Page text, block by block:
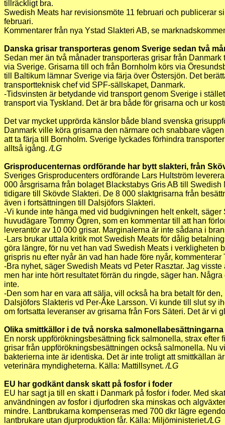
tillräckligt bra.
Swedish Meats har revisionsmöte 11 februari och publicerar
februari.
Kommentarer från nya Ystad Slakteri AB, se
Danska grisar transporteras genom Sverige sedan två
Sedan mer än två månader transporteras grisar från
via Sverige. Grisarna till och från Bornholm körs via
till Baltikum lämnar Sverige via färja över Östersjön. Det
transportteknisk chef vid SPF-sällskapet, Danmark.
-Tidsvinsten är betydande vid transport genom Sverige i
transport via Tyskland. Det är bra både för grisarna och ur
Det var mycket upprörda känslor både bland svenska
Danmark ville köra grisarna den närmare och snabbare
att ta färja till Bornholm. Sverige lyckades förhindra
alltså igång./LG
Grisproducenternas ordförande har bytt slakteri, från
Sveriges Grisproducenters ordförande Lars Hultström
000 årsgrisarna från bolaget Blackstabys Gris AB till Swedish
tidigare till Skövde Slakteri. De 8 000 slaktgrisarna från
även i fortsättningen till Dalsjöfors Slakteri.
-Vi kunde inte hänga med vid budgivningen helt enkelt, säger
huvudägare Tommy Ögren, som en kommentar till att han
leverantör av 10 000 grisar. Marginalerna är inte sådana i
-Lars brukar uttala kritik mot Swedish Meats för dålig
göra längre, för nu vet han vad Swedish Meats i verkligheten
grispris nu efter nyår än vad han hade före nyår, kommenterar
-Bra nyhet, säger Swedish Meats vd Peter Rasztar. Jag
men har inte hört resultatet förrän du ringde, säger han.
inte.
-Den som har en vara att sälja, vill också ha bra betalt för den,
Dalsjöfors Slakteris vd Per-Åke Larsson. Vi kunde till slut sy
om fortsatta leveranser av grisarna från Fors Säteri. Det är vi
Olika smittkällor i de två norska salmonellabesättningarna
En norsk uppförökningsbesättning fick salmonella, strax efter
grisar från uppförökningsbesättningen också salmonella. Nu
bakterierna inte är identiska. Det är inte troligt att smittkällan
veterinära myndigheterna. Källa: Mattillsynet./LG
EU har godkänt dansk skatt på fosfor i foder
EU har sagt ja till en skatt i Danmark på fosfor i foder. Med
användningen av fosfor i djurfodren ska minskas och
mindre. Lantbrukarna kompenseras med 700 dkr lägre
lantbrukare utan djurproduktion får. Källa: Miljöministeriet./LG